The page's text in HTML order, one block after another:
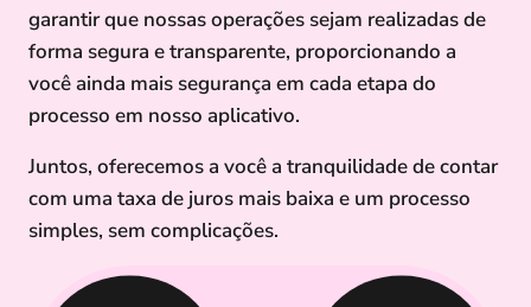
garantir que nossas operações sejam realizadas de
forma segura e transparente, proporcionando a
você ainda mais segurança em cada etapa do
processo em nosso aplicativo.
Juntos, oferecemos a você a tranquilidade de contar
com uma taxa de juros mais baixa e um processo
simples, sem complicações.